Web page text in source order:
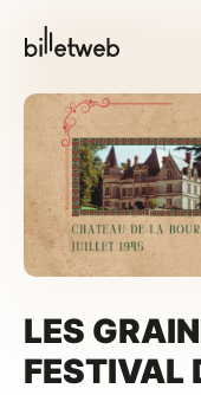
LES
FESTIVAL